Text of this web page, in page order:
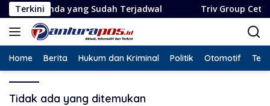
Langsung
ke
konten
Terkini
yang Sudah Terjadwal Triv Group Cetak Rekor
Home Berita Hukum dan Kriminal Politik Otomotif
Tidak ada yang ditemukan